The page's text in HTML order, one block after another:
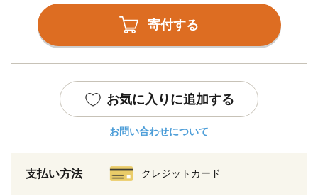
寄付する
お気に入りに追加する
お問い合わせについて
支払い方法 クレジットカード